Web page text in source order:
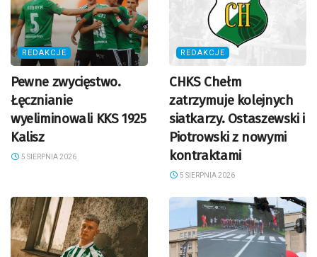
REDAKCJE
Pewne zwycięstwo.
Łęcznianie
wyeliminowali KKS 1925
Kalisz
5 SIERPNIA 2026
REDAKCJE
CHKS Chełm
zatrzymuje kolejnych
siatkarzy. Ostaszewski i
Piotrowski z nowymi
kontraktami
5 SIERPNIA 2026